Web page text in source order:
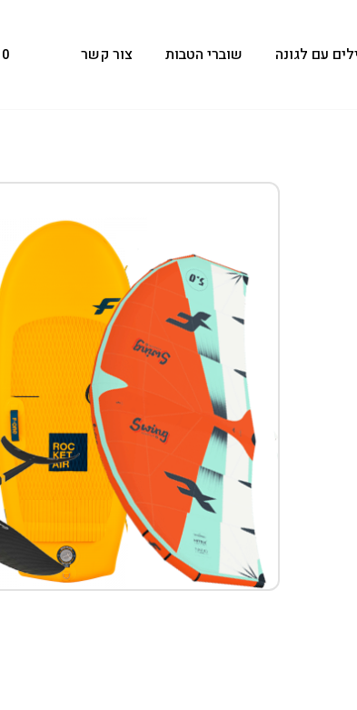
עם לגונה שוברי הטבות צור קשר 0